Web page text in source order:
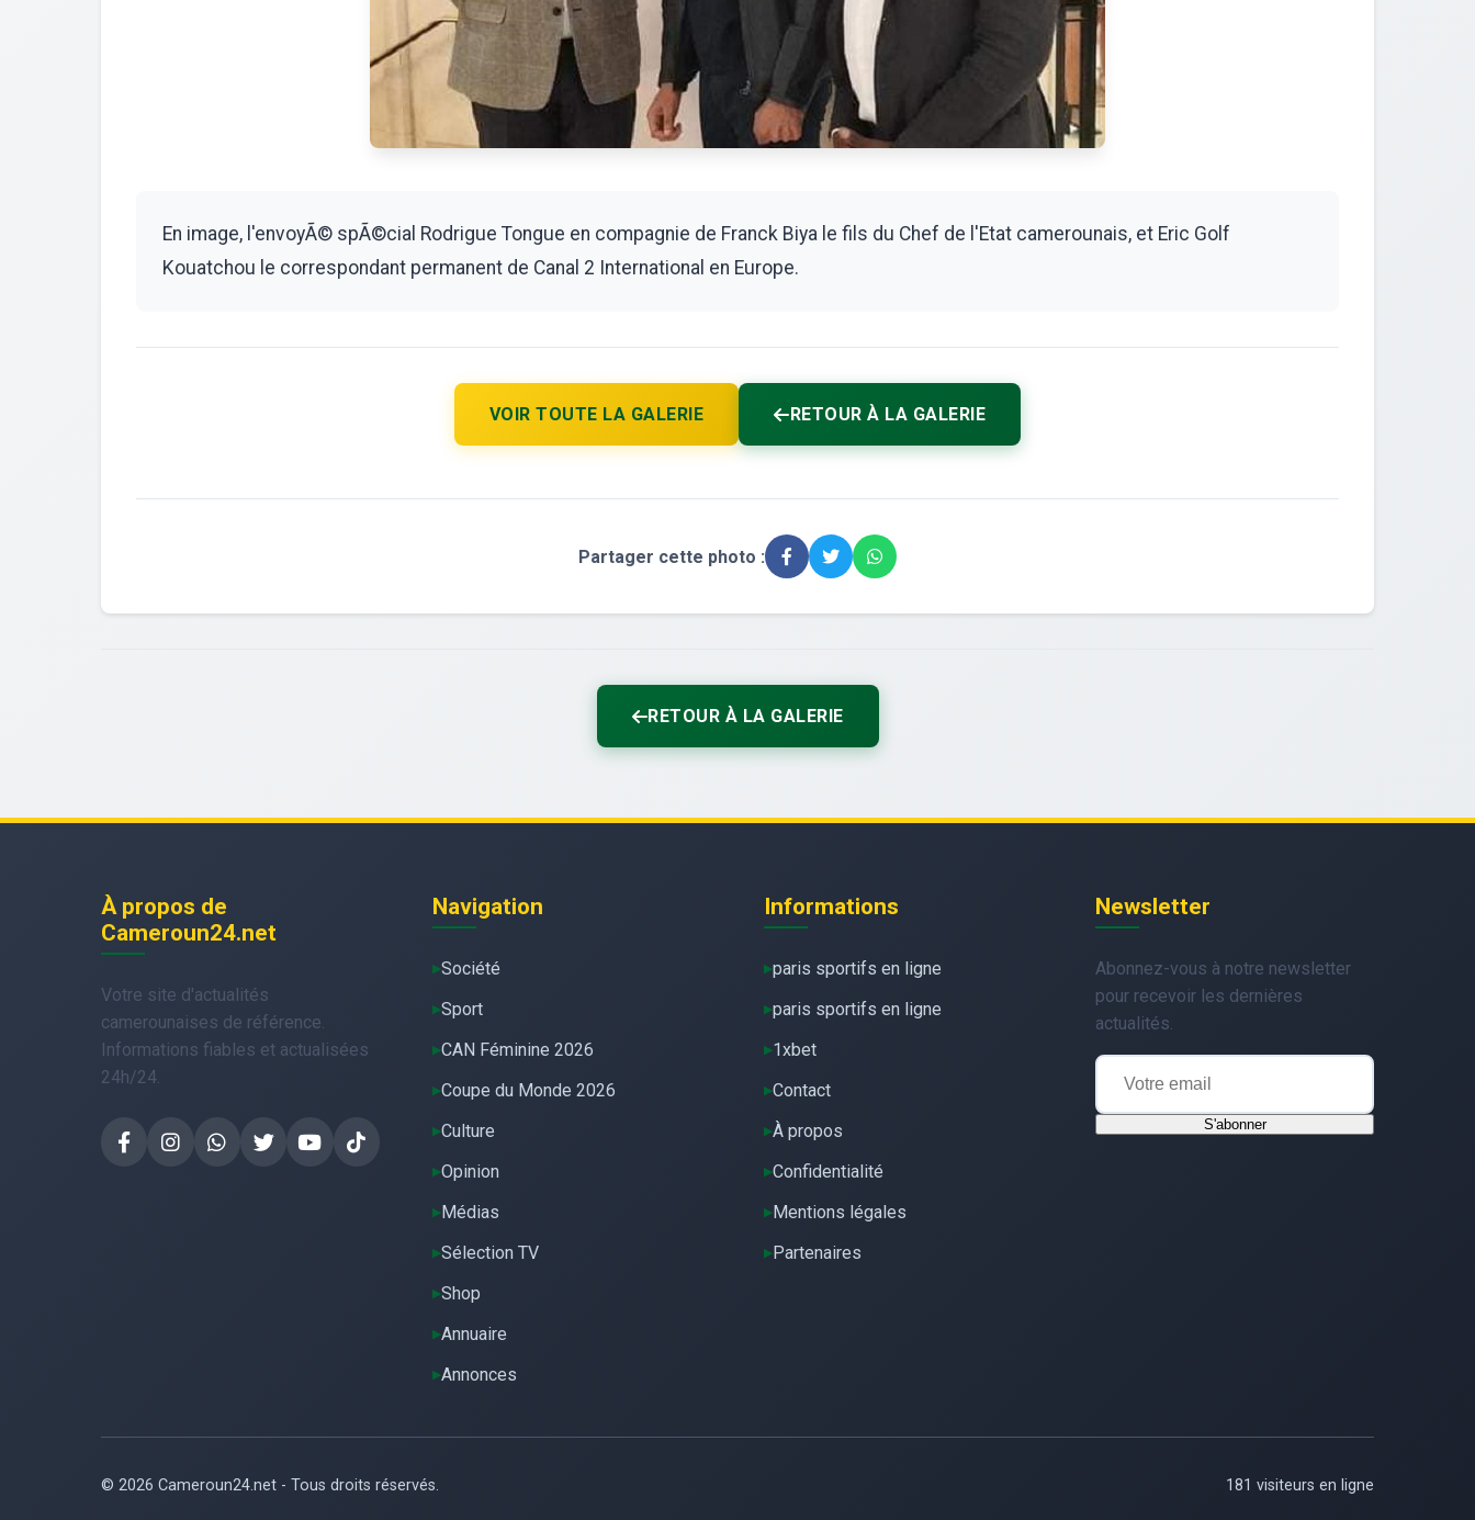
En image, l'envoyÃ© spÃ©cial Rodrigue Tongue en compagnie de Franck Biya le fils du Chef de l'Etat camerounais, et Eric Golf
Kouatchou le correspondant permanent de Canal 2 International en Europe.
VOIR TOUTE LA GALERIE RETOUR À LA GALERIE
Partager cette photo :
RETOUR À LA GALERIE
À propos de
Cameroun24.net
Votre site d'actualités
camerounaises de référence.
Informations fiables et actualisées
24h/24.
Navigation
Société
Sport
CAN Féminine 2026
Coupe du Monde 2026
Culture
Opinion
Médias
Sélection TV
Shop
Annuaire
Annonces
Informations
paris sportifs en ligne
paris sportifs en ligne
1xbet
Contact
À propos
Confidentialité
Mentions légales
Partenaires
Newsletter
Abonnez-vous à notre newsletter
pour recevoir les dernières
actualités.
S'abonner
© 2026 Cameroun24.net - Tous droits réservés. 181 visiteurs en ligne